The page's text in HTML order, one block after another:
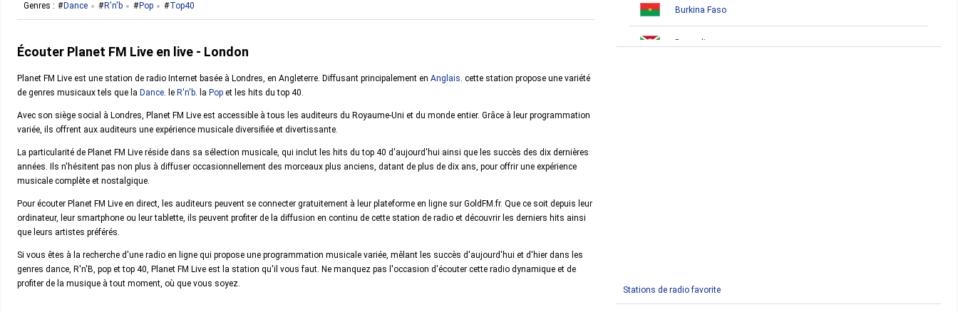
Genres : Dance R'n'b Pop Top40
Écouter Planet FM Live en live - London
Planet FM Live est une station de radio Internet basée à Londres, en Angleterre. Diffusant principalement en Anglais. cette station propose une variété
de genres musicaux tels que la Dance. le R'n'b. la Pop et les hits du top 40.
Avec son siège social à Londres, Planet FM Live est accessible à tous les auditeurs du Royaume-Uni et du monde entier. Grâce à leur programmation
variée, ils offrent aux auditeurs une expérience musicale diversifiée et divertissante.
La particularité de Planet FM Live réside dans sa sélection musicale, qui inclut les hits du top 40 d'aujourd'hui ainsi que les succès des dix dernières
années. Ils n'hésitent pas non plus à diffuser occasionnellement des morceaux plus anciens, datant de plus de dix ans, pour offrir une expérience
musicale complète et nostalgique.
Pour écouter Planet FM Live en direct, les auditeurs peuvent se connecter gratuitement à leur plateforme en ligne sur GoldFM.fr. Que ce soit depuis leur
ordinateur, leur smartphone ou leur tablette, ils peuvent profiter de la diffusion en continu de cette station de radio et découvrir les derniers hits ainsi
que leurs artistes préférés.
Si vous êtes à la recherche d'une radio en ligne qui propose une programmation musicale variée, mêlant les succès d'aujourd'hui et d'hier dans les
genres dance, R'n'B, pop et top 40, Planet FM Live est la station qu'il vous faut. Ne manquez pas l'occasion d'écouter cette radio dynamique et de
profiter de la musique à tout moment, où que vous soyez.
Burkina Faso
Burundi
Egypte
Stations de radio favorite